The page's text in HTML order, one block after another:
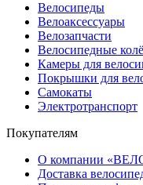
Велосипеды
Велоаксессуары
Велозапчасти
Велосипедные
Камеры для
Покрышки для
Самокаты
Электротранспорт
Покупателям
О компании
Доставка